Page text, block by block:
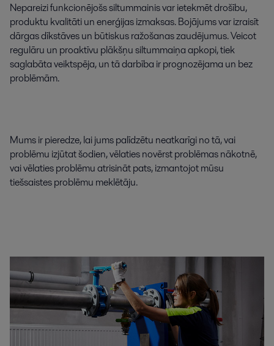
Nepareizi funkcionējošs siltummainis var ietekmēt drošību,
produktu kvalitāti un enerģijas izmaksas. Bojājums var izraisīt
dārgas dīkstāves un būtiskus ražošanas zaudējumus. Veicot
regulāru un proaktīvu plākšņu siltummaiņa apkopi, tiek
saglabāta veiktspēja, un tā darbība ir prognozējama un bez
problēmām.
Mums ir pieredze, lai jums palīdzētu neatkarīgi no tā, vai
problēmu izjūtat šodien, vēlaties novērst problēmas nākotnē,
vai vēlaties problēmu atrisināt pats, izmantojot mūsu
tiešsaistes problēmu meklētāju.